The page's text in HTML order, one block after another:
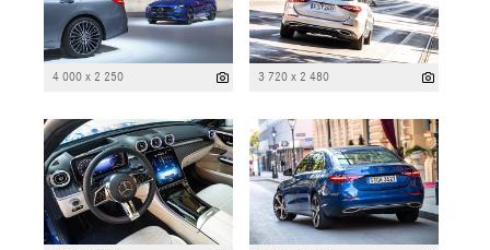
4 000 x 2 250 3 720 x 2 480